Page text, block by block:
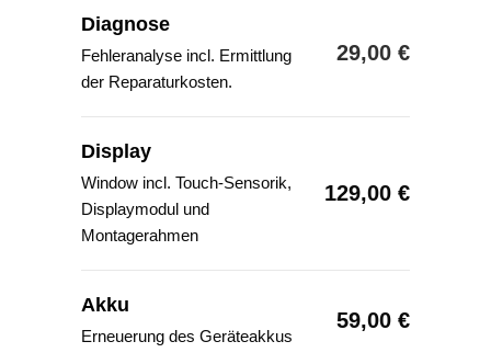
Diagnose
Fehleranalyse incl. Ermittlung
der Reparaturkosten.
29,00 €
Display
Window incl. Touch-Sensorik,
Displaymodul und
Montagerahmen
129,00 €
Akku
Erneuerung des Geräteakkus
59,00 €